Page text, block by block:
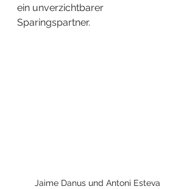
ein unverzichtbarer
Sparingspartner.
Jaime Danus und Antoni Esteva